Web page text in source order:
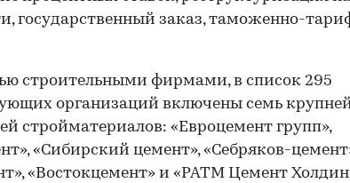
государственный заказ, таможенно-
строительными фирмами, в список 295
организаций включены семь
стройматериалов: «Евроцемент групп»,
«Сибирский цемент», «Себряков-
«Востокцемент» и «РАТМ Цемент